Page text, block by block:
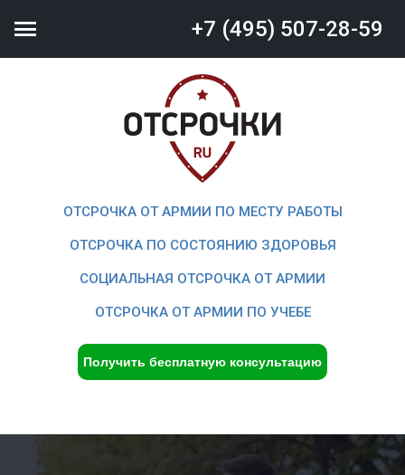
 +7 (495) 507-28-59
ОТСРОЧКА ОТ АРМИИ ПО МЕСТУ РАБОТЫ
ОТСРОЧКА ПО СОСТОЯНИЮ ЗДОРОВЬЯ
СОЦИАЛЬНАЯ ОТСРОЧКА ОТ АРМИИ
ОТСРОЧКА ОТ АРМИИ ПО УЧЕБЕ
Получить бесплатную консультацию